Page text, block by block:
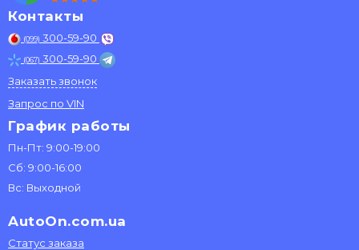
Контакты
(099) 300-59-90
(067) 300-59-90
Заказать звонок
Запрос по VIN
График работы
Пн-Пт: 9:00-19:00
Сб: 9:00-16:00
Вс: Выходной
AutoOn.com.ua
Статус заказа